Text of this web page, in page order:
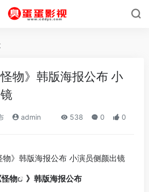
物》韩版海报公布 小
admin 538 0 0
怪物 》韩版海报公布